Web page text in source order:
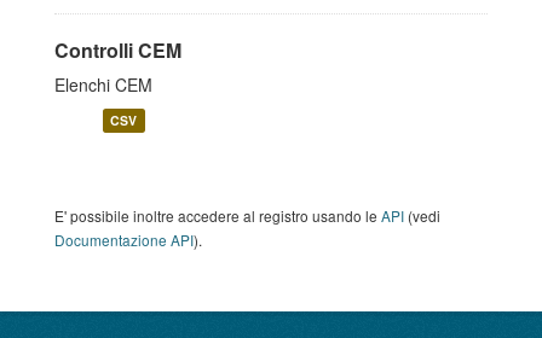
Controlli CEM
Elenchi CEM
CSV
E' possibile inoltre accedere al registro usando le API (vedi
Documentazione API).